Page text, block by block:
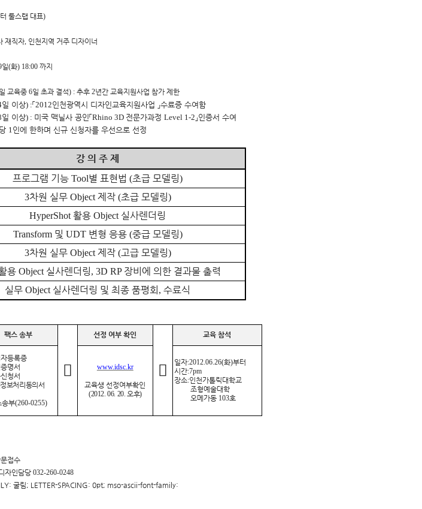
툴스랩 대표)
재직자, 인천지역 거주 디자이너
일(화) 18:00 까지
교육중 6일 초과 결석) : 추후 2년간 교육지원사업 참가 제한
일 이상) :「2012인천광역시 디자인교육지원사업 」수료증 수여함
일 이상) : 미국 맥닐사 공인「Rhino 3D 전문가과정 Level 1-2 」인증서 수여
1인에 한하며 신규 신청자를 우선으로 선정
강 의 주 제
프로그램 기능 Tool별 표현법 (초급 모델링)
3차원 실무 Object 제작 (초급 모델링)
HyperShot 활용 Object 실사렌더링
Transform 및 UDT 변형 응용 (중급 모델링)
3차원 실무 Object 제작 (고급 모델링)
용 Object 실사렌더링, 3D RP 장비에 의한 결과물 출력
실무 Object 실사렌더링 및 최종 품평회 , 수료식
팩스 송부

선정 여부 확인

교육 참석
등록증
명서
청서
보처리동의서
송부(260-0255)
www.idsc.kr
교육생 선정여부확인
(2012. 06. 20. 오후)
일자:2012.06.26(화)부터
시간:7pm
장소:인천가톨릭대학교
조형예술대학
오메가동 103호
접수
자인담당 032-260-0248
굴림; LETTER-SPACING: 0pt; mso-ascii-font-family: